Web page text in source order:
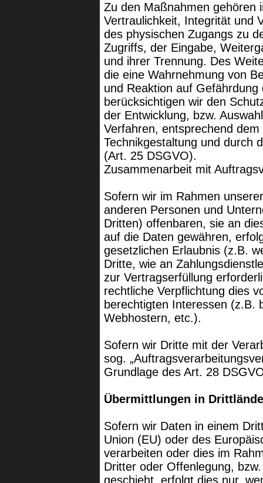
Zu den Maßnahmen gehören
Vertraulichkeit, Integrität und
des physischen Zugangs zu
Zugriffs, der Eingabe,
und ihrer Trennung. Des
die eine Wahrnehmung von
und Reaktion auf
berücksichtigen wir den
der Entwicklung, bzw.
Verfahren, entsprechend
Technikgestaltung und durch
(Art. 25 DSGVO).
Zusammenarbeit mit
Sofern wir im Rahmen
anderen Personen und
Dritten) offenbaren, sie an
auf die Daten gewähren,
gesetzlichen Erlaubnis (z.B.
Dritte, wie an
zur Vertragserfüllung
rechtliche Verpflichtung dies
berechtigten Interessen (z.B.
Webhostern, etc.).
Sofern wir Dritte mit der
sog.
Grundlage des Art. 28
Übermittlungen in
Sofern wir Daten in einem
Union (EU) oder des
verarbeiten oder dies im
Dritter oder Offenlegung,
geschieht, erfolgt dies nur,